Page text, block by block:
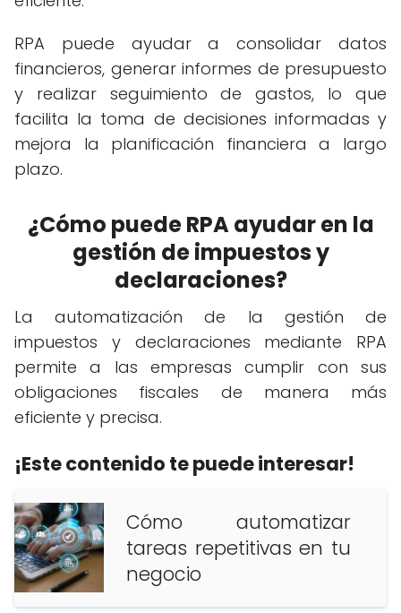
RPA puede ayudar a consolidar datos
financieros, generar informes de presupuesto
y realizar seguimiento de gastos, lo que
facilita la toma de decisiones informadas y
mejora la planificación financiera a largo
plazo.
¿Cómo puede RPA ayudar en la
gestión de impuestos y
declaraciones?
La automatización de la gestión de
impuestos y declaraciones mediante RPA
permite a las empresas cumplir con sus
obligaciones fiscales de manera más
eficiente y precisa.
¡Este contenido te puede interesar!
Cómo automatizar
tareas repetitivas en tu
negocio